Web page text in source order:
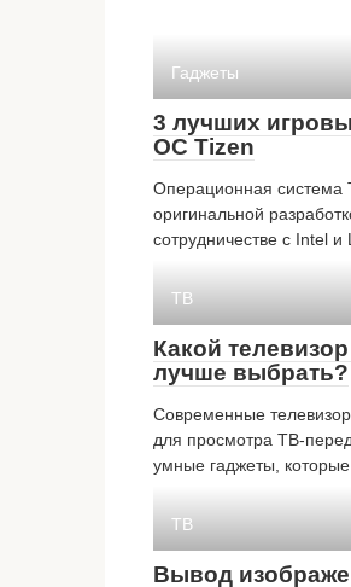
Гаджеты
3 лучших
ОС Tizen
Операционная система
оригинальной
сотрудничестве с Intel
ТВ
Какой
лучше выбрать?
Современные
для просмотра ТВ-
умные гаджеты, которые
ТВ
Вывод